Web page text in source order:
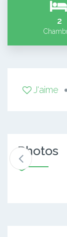
2
J'aime
Photos